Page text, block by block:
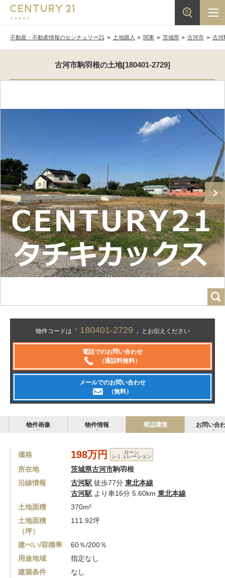
不動産・不動産情報のセンチュリー21 土地購入 関東 茨城県 古河市 古河
古河市駒羽根の土地[180401-2729]
物件コードは「 180401-2729 」とお伝えください
電話でのお問い合わせ
（通話料無料）
メールでのお問い合わせ
（無料）
物件画像 物件情報 周辺環境 お問い合
価格 198万円 ローン
シミュレーション
所在地 茨城県古河市駒羽根
沿線情報
古河駅 徒歩77分 東北本線
古河駅 より車16分 5.60km 東北本線
土地面積
370m²
土地面積
（坪）
111.92坪
建ぺい/容積率
60％/200％
用途地域
指定なし
建築条件
なし